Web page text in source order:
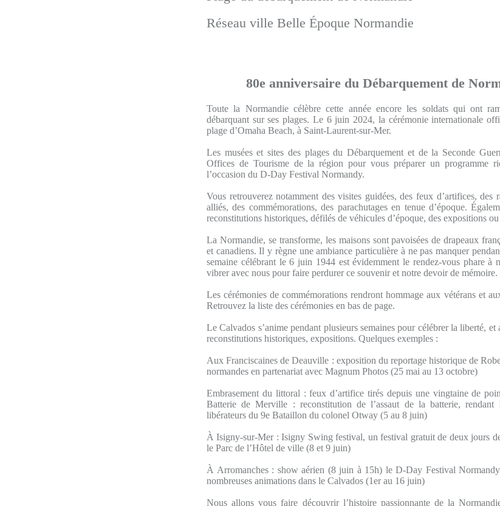
Réseau ville Belle Époque Normandie
80e anniversaire du Débarquement de
Toute la Normandie célèbre cette année encore les soldats qui ont
débarquant sur ses plages. Le 6 juin 2024, la cérémonie internationale
plage d’Omaha Beach, à Saint-Laurent-sur-Mer.
Les musées et sites des plages du Débarquement et de la Seconde
Offices de Tourisme de la région pour vous préparer un programme
l’occasion du D-Day Festival Normandy.
Vous retrouverez notamment des visites guidées, des feux d’artifices, des
alliés, des commémorations, des parachutages en tenue d’époque.
reconstitutions historiques, défilés de véhicules d’époque, des expositions
La Normandie, se transforme, les maisons sont pavoisées de drapeaux
et canadiens. Il y règne une ambiance particulière à ne pas manquer
semaine célébrant le 6 juin 1944 est évidemment le rendez-vous phare à
vibrer avec nous pour faire perdurer ce souvenir et notre devoir de mémoire.
Les cérémonies de commémorations rendront hommage aux vétérans et
Retrouvez la liste des cérémonies en bas de page.
Le Calvados s’anime pendant plusieurs semaines pour célébrer la liberté, et
reconstitutions historiques, expositions. Quelques exemples :
Aux Franciscaines de Deauville : exposition du reportage historique de
normandes en partenariat avec Magnum Photos (25 mai au 13 octobre)
Embrasement du littoral : feux d’artifice tirés depuis une vingtaine de
Batterie de Merville : reconstitution de l’assaut de la batterie, rendant
libérateurs du 9e Bataillon du colonel Otway (5 au 8 juin)
À Isigny-sur-Mer : Isigny Swing festival, un festival gratuit de deux jours
le Parc de l’Hôtel de ville (8 et 9 juin)
À Arromanches : show aérien (8 juin à 15h) le D-Day Festival Normandy
nombreuses animations dans le Calvados (1er au 16 juin)
Nous allons vous faire découvrir l’histoire passionnante de la